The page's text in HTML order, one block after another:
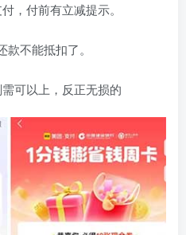
，付前有立减提示。
不能抵扣了。
可以上，反正无损的